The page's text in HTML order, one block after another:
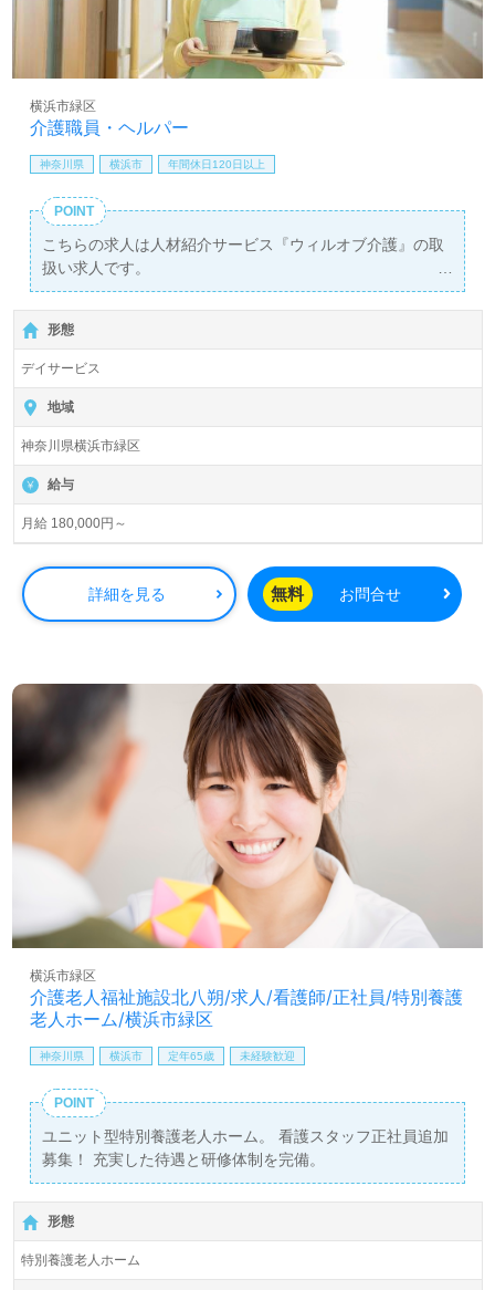
介護職員・ヘルパー
横浜市緑区
神奈川県 横浜市 年間休日120日以上
POINT
こちらの求人は人材紹介サービス『ウィルオブ介護』の取
扱い求人です。
詳細に関してお気軽にご相談ください♪
【無料】で皆さんの転職活動をサポートいたします。
形態
デイサービス
地域
神奈川県横浜市緑区
給与
月給 180,000円～
詳細を見る 無料 お問合せ
介護老人福祉施設北八朔/求人/看護師/正社員/特別養護
老人ホーム/横浜市緑区
横浜市緑区
神奈川県 横浜市 定年65歳 未経験歓迎
POINT
ユニット型特別養護老人ホーム。 看護スタッフ正社員追加
募集！ 充実した待遇と研修体制を完備。
形態
特別養護老人ホーム